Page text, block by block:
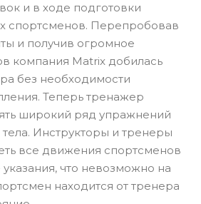
и в ходе подготовки
спортсменов. Перепробовав
и получив огромное
компания Matrix добилась
без необходимости
Теперь тренажер
широкий ряд упражнений
Инструкторы и тренеры
все движения спортсменов
что невозможно на
находится от тренера